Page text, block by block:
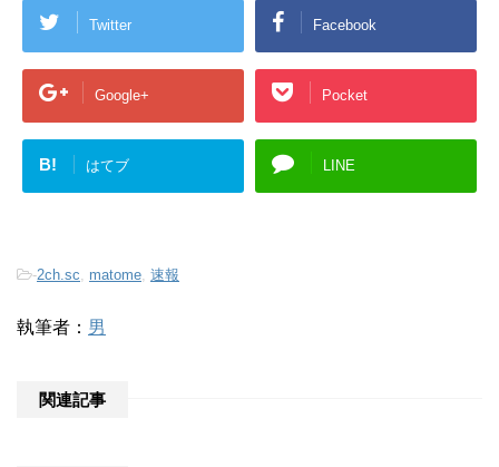
Twitter Facebook
Google+ Pocket
B! はてブ LINE
-2ch.sc matome 速報
執筆者： 男
関連記事